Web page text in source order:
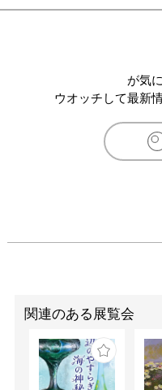
が気
ウオッチして最新
関連のある展覧会